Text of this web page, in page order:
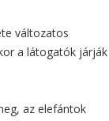
változatos
a látogatók járják
az elefántok